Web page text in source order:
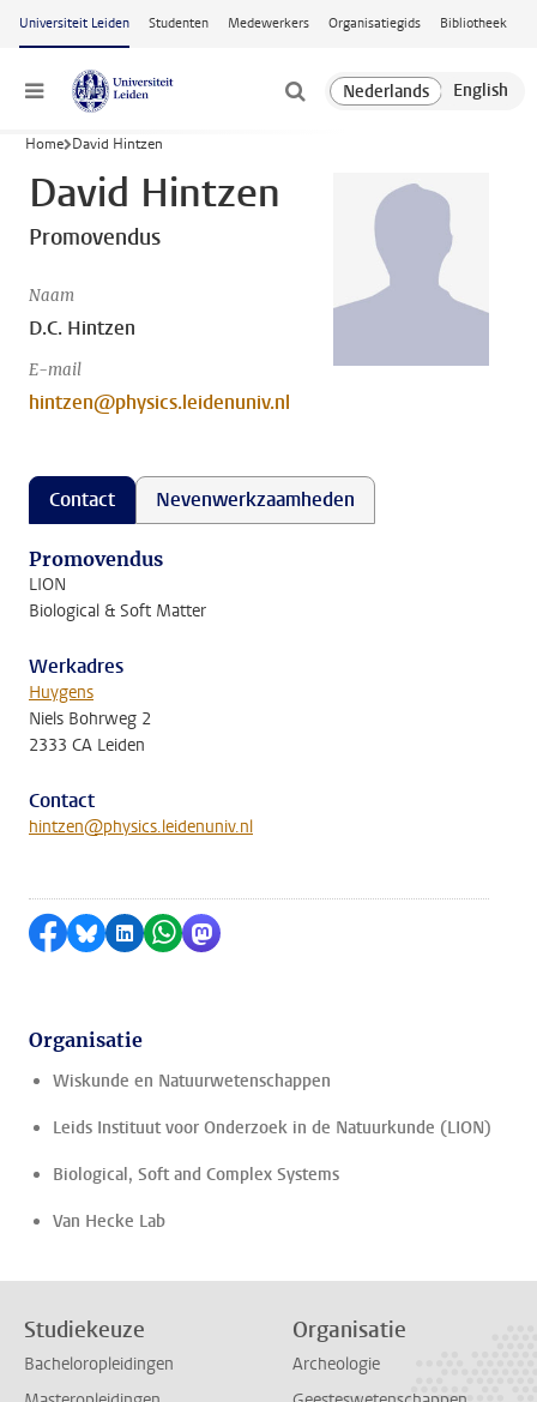
Ga naar hoofdinhoud
Universiteit Leiden Studenten Medewerkers Organisatiegids Bibliotheek
Menu
Home David Hintzen
David Hintzen
Promovendus
Naam
D.C. Hintzen
E-mail
hintzen@physics.leidenuniv.nl
Contact Nevenwerkzaamheden
Promovendus
LION
Biological & Soft Matter
Werkadres
Huygens
Niels Bohrweg 2
2333 CA Leiden
Contact
hintzen@physics.leidenuniv.nl
Delen op Facebook
Delen via Bluesky
Delen op LinkedIn
Delen via WhatsApp
Delen via Mastodon
Organisatie
Wiskunde en Natuurwetenschappen
Leids Instituut voor Onderzoek in de Natuurkunde (LION)
Biological, Soft and Complex Systems
Van Hecke Lab
Studiekeuze
Bacheloropleidingen
Organisatie
Archeologie